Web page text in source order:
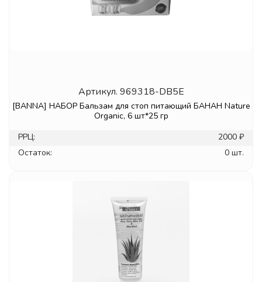
Артикул. 969318-DB5E
[BANNA] НАБОР Бальзам для стоп питающий БАНАН Nature
Organic, 6 шт*25 гр
РРЦ:
2000 ₽
Остаток:
0 шт.